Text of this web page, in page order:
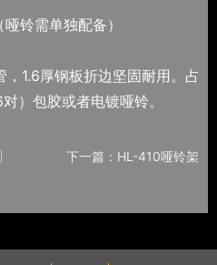
（哑铃需单独配备）
，1.6厚钢板折边坚固耐用。占
）包胶或者电镀哑铃。
下一篇：HL-410哑铃架